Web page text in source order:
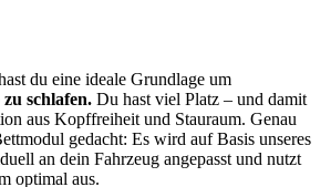
du eine ideale Grundlage um
schlafen. Du hast viel Platz – und damit
aus Kopffreiheit und Stauraum. Genau
gedacht: Es wird auf Basis unseres
an dein Fahrzeug angepasst und nutzt
optimal aus.